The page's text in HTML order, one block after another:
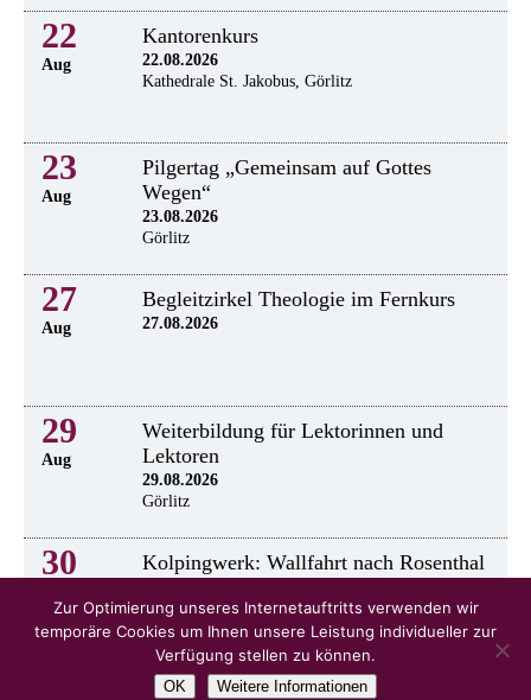
22
Aug
Kantorenkurs
22.08.2026
Kathedrale St. Jakobus, Görlitz
23
Aug
Pilgertag „Gemeinsam auf Gottes
Wegen“
23.08.2026
Görlitz
27
Aug
Begleitzirkel Theologie im Fernkurs
27.08.2026
29
Aug
Weiterbildung für Lektorinnen und
Lektoren
29.08.2026
Görlitz
30 Kolpingwerk: Wallfahrt nach Rosenthal
alle Veranstaltungen
Zur Optimierung unseres Internetauftritts verwenden wir
temporäre Cookies um Ihnen unsere Leistung individueller zur
Verfügung stellen zu können.
OK Weitere Informationen